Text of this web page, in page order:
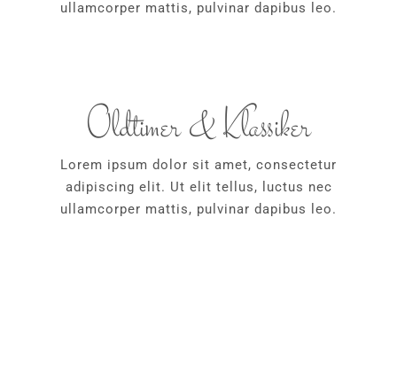
ullamcorper mattis, pulvinar dapibus leo.
Oldtimer & Klassiker
Lorem ipsum dolor sit amet, consectetur
adipiscing elit. Ut elit tellus, luctus nec
ullamcorper mattis, pulvinar dapibus leo.